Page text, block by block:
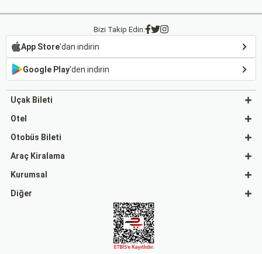
Bizi Takip Edin:
App Store'dan indirin
Google Play'den indirin
Uçak Bileti
Otel
Otobüs Bileti
Araç Kiralama
Kurumsal
Diğer